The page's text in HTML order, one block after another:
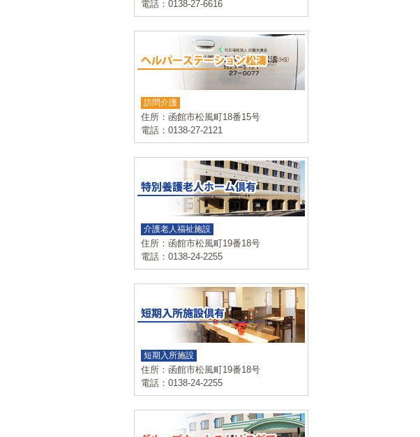
電話：0138-27-6616
訪問介護
住所：函館市松風町18番15号
電話：0138-27-2121
介護老人福祉施設
住所：函館市松風町19番18号
電話：0138-24-2255
短期入所施設
住所：函館市松風町19番18号
電話：0138-24-2255